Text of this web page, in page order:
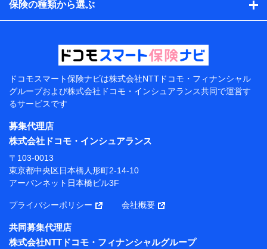
のメーカーや走行距離などの情報、建物の構造や築年数
などの情報、ペットの種類や年齢などの情報などが含ま
提供当事者から受領当事者が個人データを取得する方法
電子的・電磁的方法等
【共同して利用する者の範囲】
当社
株式会社NTTドコモ・フィナンシャルグループ
【利用目的】
当社または株式会社NTTドコモ・フィナンシャルグルー
プが提供する保険関連サービスにおけるユーザー登録受
付および管理のため
当社または株式会社NTTドコモ・フィナンシャルグルー
携会社の保険その他に関する情報を提供するため、また
維持管理等の委託業務遂行のため、またそれらに付帯、
関連する当社または株式会社NTTドコモ・フィナンシャ
ルグループおよび提携会社のサービスを案内、提供する
保険の種類から選ぶ
ドコモスマート保険ナビは株式会社NTTドコモ・フィナンシャル
グループおよび株式会社ドコモ・インシュアランス共同で運営す
るサービスです
募集代理店
株式会社ドコモ・インシュアランス
〒103-0013
東京都中央区日本橋人形町2-14-10
アーバンネット日本橋ビル3F
プライバシーポリシー 会社概要
共同募集代理店
株式会社NTTドコモ・フィナンシャルグループ